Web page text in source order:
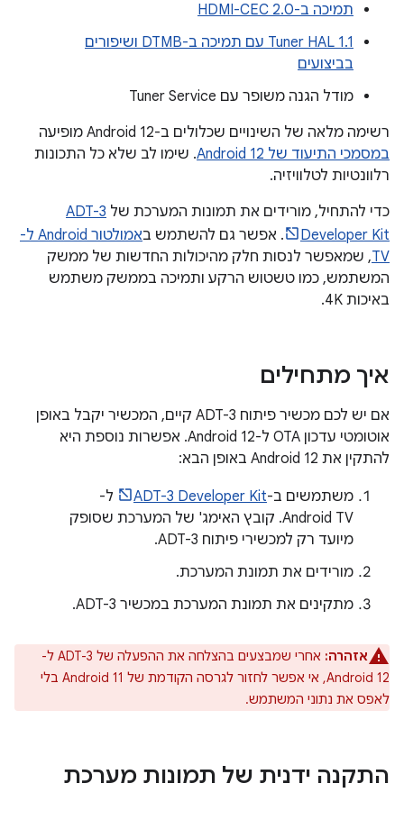
תמיכה ב-HDMI-CEC 2.0
Tuner HAL 1.1 עם תמיכה ב-DTMB ושיפורים
בביצועים
מודל הגנה משופר עם Tuner Service
רשימה מלאה של השינויים שכלולים ב-Android 12 מופיעה
במסמכי התיעוד של Android 12
. שימו לב שלא כל התכונות
רלוונטיות לטלוויזיה.
כדי להתחיל, מורידים את תמונות המערכת של ADT-3
Developer Kit
. אפשר גם להשתמש ב
אמולטור Android ל-
TV, שמאפשר לנסות חלק מהיכולות החדשות של ממשק
המשתמש, כמו טשטוש הרקע ותמיכה בממשק משתמש
באיכות 4K.
איך מתחילים
אם יש לכם מכשיר פיתוח ADT-3 קיים, המכשיר יקבל באופן
אוטומטי עדכון OTA ל-Android 12. אפשרות נוספת היא
להתקין את Android 12 באופן הבא:
משתמשים ב-ADT-3 Developer Kit
ל-
Android TV. קובץ האימג' של המערכת שסופק
מיועד רק למכשירי פיתוח ADT-3.
מורידים את תמונת המערכת.
מתקינים את תמונת המערכת במכשיר ADT-3.
אזהרה:
אחרי שמבצעים בהצלחה את ההפעלה של ADT-3 ל-
Android 12, אי אפשר לחזור לגרסה הקודמת של Android 11 בלי
לאפס את נתוני המשתמש.
התקנה ידנית של תמונות מערכת